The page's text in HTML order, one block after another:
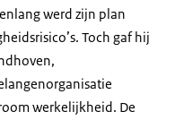
werd zijn plan
Toch gaf hij
werkelijkheid. De